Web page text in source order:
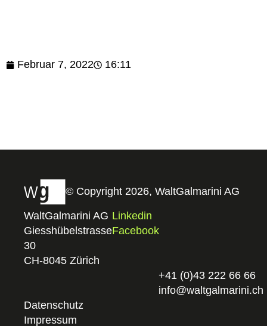
Februar 7, 2022 16:11
© Copyright 2026, WaltGalmarini AG
WaltGalmarini AG
Giesshübelstrasse
30
CH-8045 Zürich
Linkedin
Facebook
+41 (0)43 222 66 66
info@waltgalmarini.ch
Datenschutz
Impressum